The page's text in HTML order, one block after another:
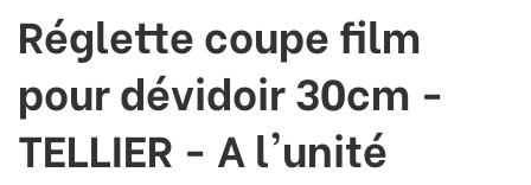
Réglette coupe film
pour dévidoir 30cm -
TELLIER - A l'unité